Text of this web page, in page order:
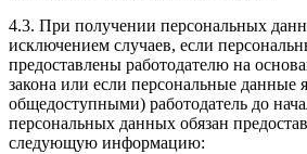
4.3. При получении персональных
исключением случаев, если
предоставлены работодателю на
закона или если персональные данные
общедоступными) работодатель до
персональных данных обязан
следующую информацию: